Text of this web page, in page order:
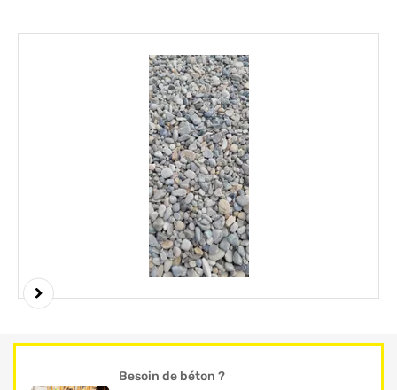
Element 1 sur 2
Besoin de béton ?